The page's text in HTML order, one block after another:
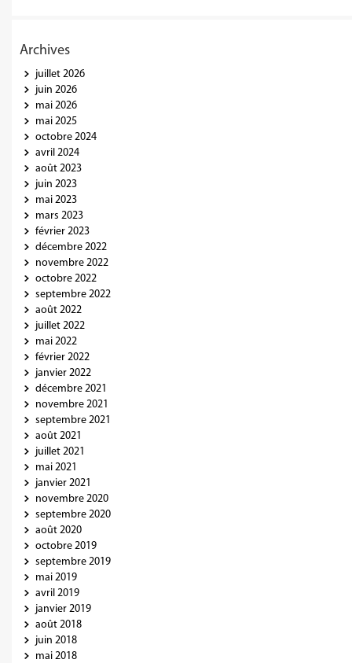
Archives
juillet 2026
juin 2026
mai 2026
mai 2025
octobre 2024
avril 2024
août 2023
juin 2023
mai 2023
mars 2023
février 2023
décembre 2022
novembre 2022
octobre 2022
septembre 2022
août 2022
juillet 2022
mai 2022
février 2022
janvier 2022
décembre 2021
novembre 2021
septembre 2021
août 2021
juillet 2021
mai 2021
janvier 2021
novembre 2020
septembre 2020
août 2020
octobre 2019
septembre 2019
mai 2019
avril 2019
janvier 2019
août 2018
juin 2018
mai 2018